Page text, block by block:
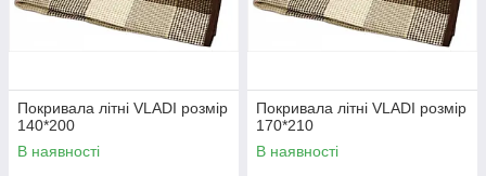
Покривала літні VLADI розмір
140*200
В наявності
Покривала літні VLADI розмір
170*210
В наявності